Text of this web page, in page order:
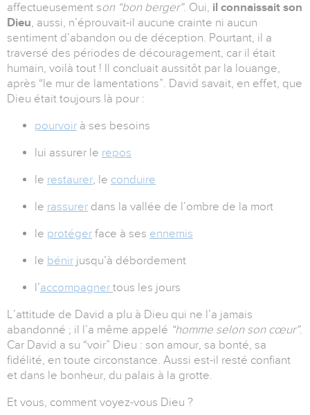
affectueusement son “bon berger”. Oui, il connaissait son
Dieu, aussi, n’éprouvait-il aucune crainte ni aucun
sentiment d’abandon ou de déception. Pourtant, il a
traversé des périodes de découragement, car il était
humain, voilà tout ! Il concluait aussitôt par la louange,
après “le mur de lamentations”. David savait, en effet, que
Dieu était toujours là pour :
pourvoir à ses besoins
lui assurer le repos
le restaurer, le conduire
le rassurer dans la vallée de l’ombre de la mort
le protéger face à ses ennemis
le bénir jusqu’à débordement
l’accompagner tous les jours
L’attitude de David a plu à Dieu qui ne l’a jamais
abandonné ; il l’a même appelé “homme selon son cœur”.
Car David a su “voir” Dieu : son amour, sa bonté, sa
fidélité, en toute circonstance. Aussi est-il resté confiant
et dans le bonheur, du palais à la grotte.
Et vous, comment voyez-vous Dieu ?